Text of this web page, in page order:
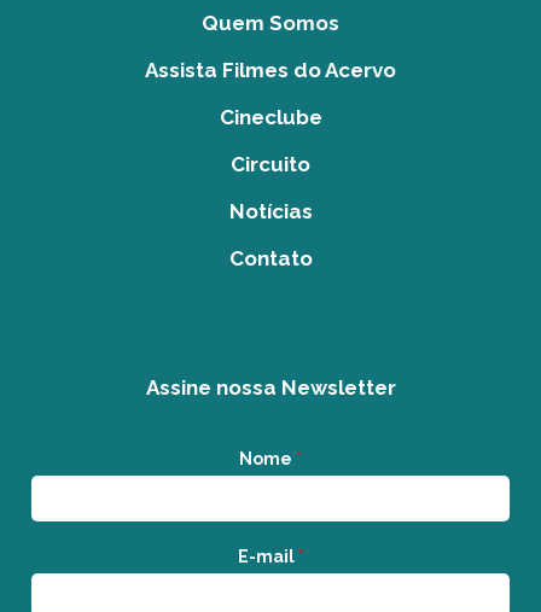
Quem Somos
Assista Filmes do Acervo
Cineclube
Circuito
Notícias
Contato
Assine nossa Newsletter
Nome *
E-mail *